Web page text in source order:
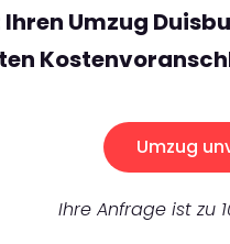
Umzug
Umzug
Ihre Anfrage ist zu